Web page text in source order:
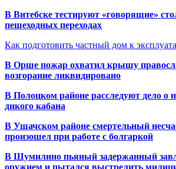
В Витебске тестируют «говорящие»
пешеходных переходах
Как подготовить частный дом к
В Орше пожар охватил крышу
возгорание ликвидировано
В Полоцком районе расследуют дело о
дикого кабана
В Ушачском районе смертельный
произошел при работе с болгаркой
В Шумилино пьяный задержанный
оружием и пытался выстрелить